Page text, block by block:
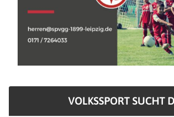
VOLKSSPORT SUCHT